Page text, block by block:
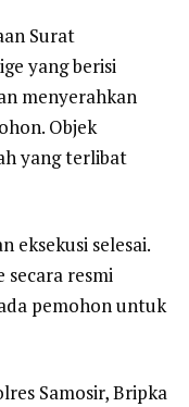
Surat
yang berisi
menyerahkan
Objek
yang terlibat
eksekusi selesai.
secara resmi
pemohon untuk
Samosir, Bripka